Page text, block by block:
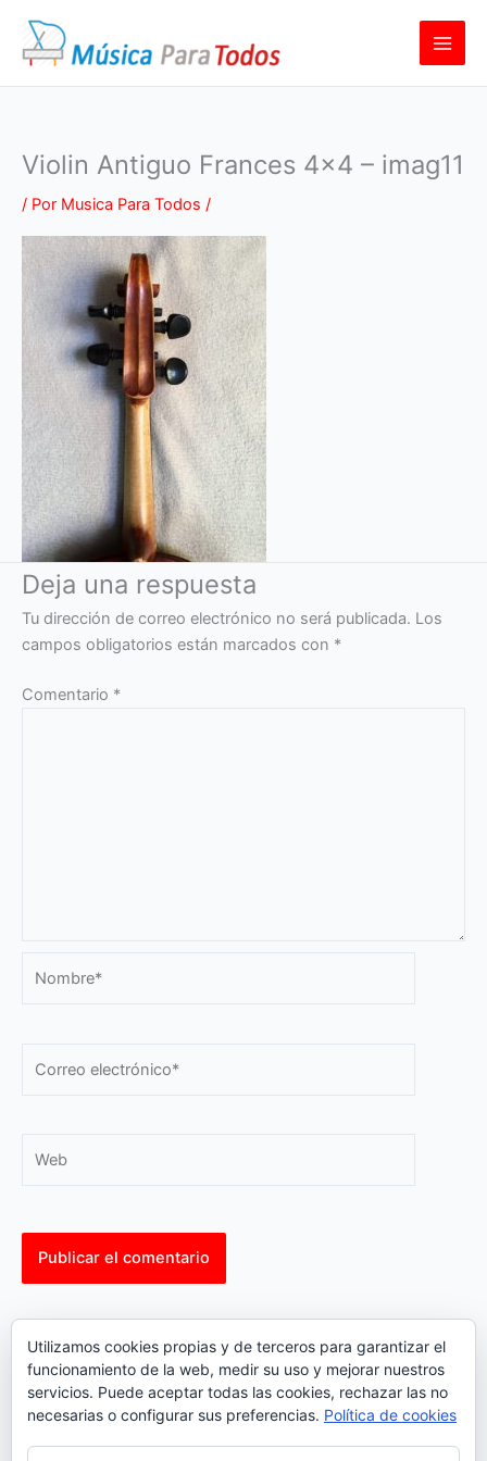
contenido
Violin Antiguo Frances 4×4 – imag11
/ Por Musica Para Todos /
Deja una respuesta
Tu dirección de correo electrónico no será publicada. Los
campos obligatorios están marcados con *
Comentario *
electrónico*
comment data is processed.
Utilizamos cookies propias y de terceros para garantizar el
funcionamiento de la web, medir su uso y mejorar nuestros
servicios. Puede aceptar todas las cookies, rechazar las no
necesarias o configurar sus preferencias. Política de cookies